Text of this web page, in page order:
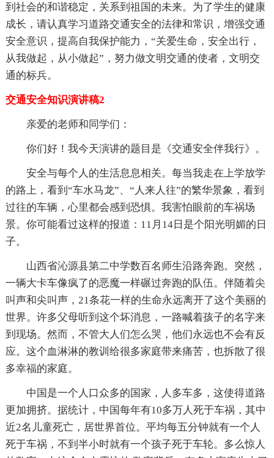
到社会的和谐稳定，关系到祖国的未来。为了学生的健康
成长，请认真学习道路交通安全的法律和常识，增强交通
安全意识，提高自我保护能力，“关爱生命，安全出行，
从我做起，从小做起”，努力做文明交通的使者，文明交
通的标兵。
交通安全知识演讲稿2
亲爱的老师和同学们：
你们好！我今天演讲的题目是《交通安全伴我行》。
安全与每个人的生活息息相关。每当我走在上学放学
的路上，看到“车水马龙”、“人来人往”的繁华景象，看到
过往的车辆，心里都会感到恐惧。我害怕眼前的车祸场
景。你可能看过这样的报道：11月14日是个阳光明媚的日
子。
山西省沁源县第二中学数百名师生沿路奔跑。突然，
一辆大卡车像疯了的恶魔一样碾过奔跑的队伍。伴随着尖
叫声和尖叫声，21条花一样的生命永远离开了这个美丽的
世界。许多父母听到这个坏消息，一路喊着孩子的名字来
到现场。然而，不管大人们怎么哭，他们永远也不会有反
应。这个血淋淋的教训给很多家庭带来痛苦，也拆散了很
多幸福的家庭。
中国是一个人口众多的国家，人多车多，这使得道路
更加拥挤。据统计，中国每年有10多万人死于车祸，其中
近2名儿童死亡，居世界首位。平均每五分钟就有一个人
死于车祸，不到半小时就有一个孩子死于车轮。多么惊人